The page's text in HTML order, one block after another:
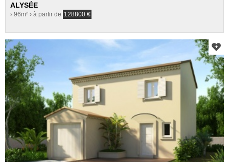
ALYSÉE
› 96m² › à partir de 128800 €